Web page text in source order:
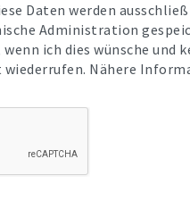
Daten werden
Administration
ich dies wünsche
Nähere